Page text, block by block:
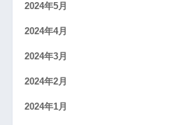
2024年5月
2024年4月
2024年3月
2024年2月
2024年1月